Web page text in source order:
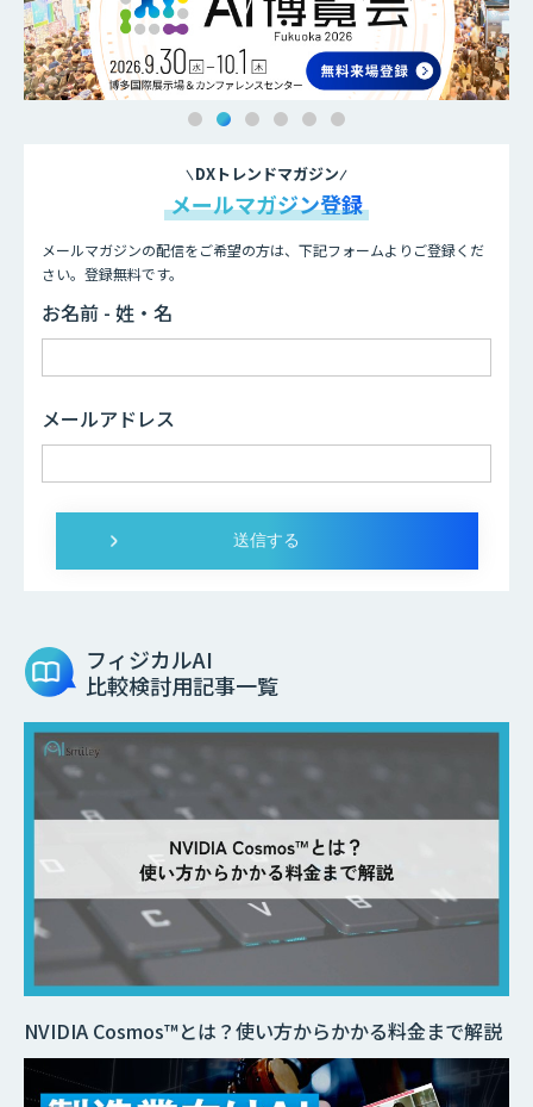
DXトレンドマガジン
メールマガジン登録
メールマガジンの配信をご希望の方は、下記フォームよりご登録くだ
さい。登録無料です。
お名前 - 姓・名
メールアドレス
フィジカルAI
比較検討用記事一覧
NVIDIA Cosmos™とは？使い方からかかる料金まで解説